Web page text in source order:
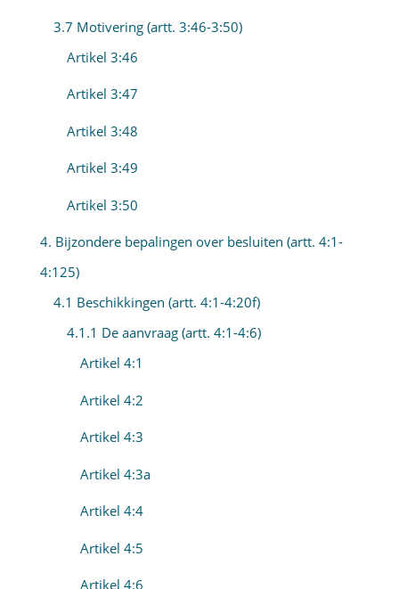
3.7 Motivering (artt. 3:46-3:50)
Artikel 3:46
Artikel 3:47
Artikel 3:48
Artikel 3:49
Artikel 3:50
4. Bijzondere bepalingen over besluiten (artt. 4:1-
4:125)
4.1 Beschikkingen (artt. 4:1-4:20f)
4.1.1 De aanvraag (artt. 4:1-4:6)
Artikel 4:1
Artikel 4:2
Artikel 4:3
Artikel 4:3a
Artikel 4:4
Artikel 4:5
Artikel 4:6